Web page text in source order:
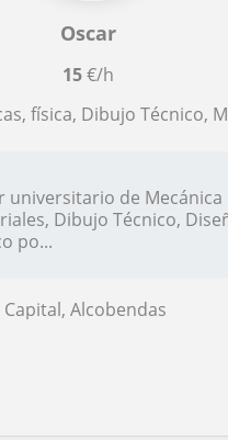
Oscar
15€/h
Dibujo Técnico, Mecánica de
universitario de Mecánica
Dibujo Técnico,
po...
Alcobendas